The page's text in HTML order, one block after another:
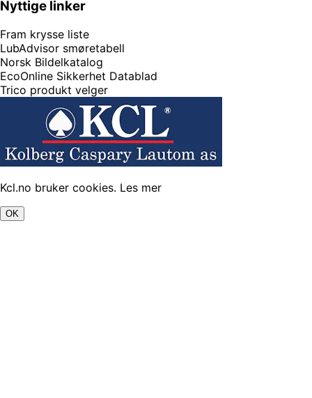
Nyttige linker
Fram krysse liste
LubAdvisor smøretabell
Norsk Bildelkatalog
EcoOnline Sikkerhet Datablad
Trico produkt velger
Kcl.no bruker cookies. Les mer
OK